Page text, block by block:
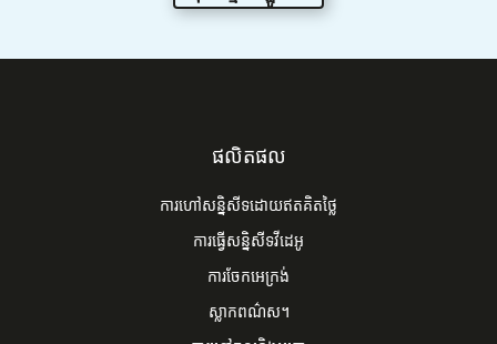
ផលិតផល
ការហៅសន្និសីទដោយឥតគិតថ្លៃ
ការ​ធ្វើសន្និសីទ​វីដេអូ
ការចែកអេក្រង់
ស្លាកពណ៌ស។